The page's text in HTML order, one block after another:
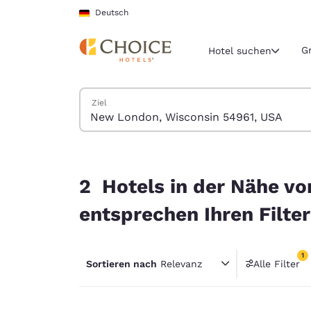
Weiter Zu Hauptinhalt
Deutsch
Aktuelle
Nord- und
United
América
Hotel suchen
Hotels suchen
Ziel
2 Hotels in der Nähe
entsprechen Ihren
Sortieren nach Relevanz Alle Filter
1
1 Filter